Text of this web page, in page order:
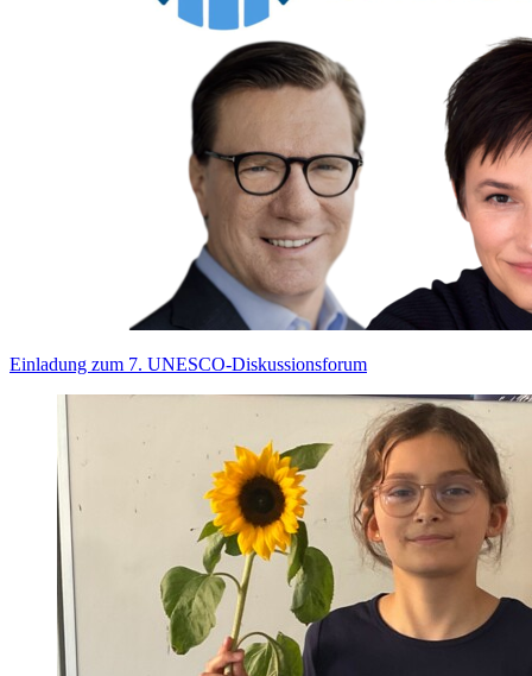
Einladung zum 7. UNESCO-Diskussionsforum